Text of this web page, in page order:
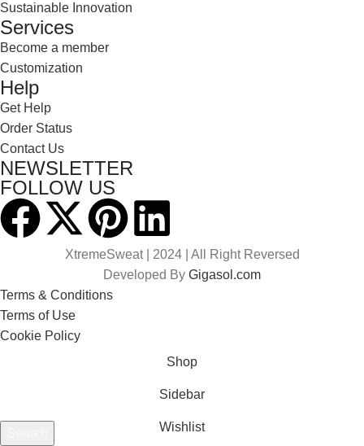
Sustainable Innovation
Services
Become a member
Customization
Help
Get Help
Order Status
Contact Us
NEWSLETTER
FOLLOW US
XtremeSweat | 2024 | All Right Reversed
Developed By Gigasol.com
Terms & Conditions
Terms of Use
Cookie Policy
Shop
Sidebar
Wishlist